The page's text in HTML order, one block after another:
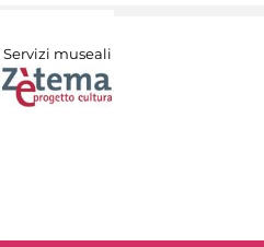
Servizi museali